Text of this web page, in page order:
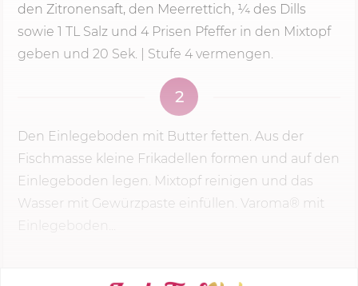
den Zitronensaft, den Meerrettich, ¼ des Dills
sowie 1 TL Salz und 4 Prisen Pfeffer in den Mixtopf
geben und 20 Sek. | Stufe 4 vermengen.
2
Den Einlegeboden mit Butter fetten. Aus der
Fischmasse kleine Frikadellen formen und auf den
Einlegeboden legen. Mixtopf reinigen und das
Wasser mit Gewürzpaste einfüllen. Varoma® mit
Einlegeboden...